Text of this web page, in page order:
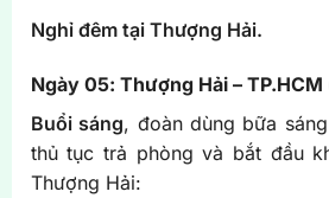
Nghỉ đêm tại Thượng Hải.
Ngày 05: Thượng Hải –
Buổi sáng, đoàn dùng bữa
thủ tục trả phòng và bắt đầu
Thượng Hải: